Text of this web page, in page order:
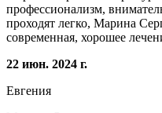
профессионализм,
проходят легко, Марина
современная, хорошее
22 июн. 2024 г.
Евгения